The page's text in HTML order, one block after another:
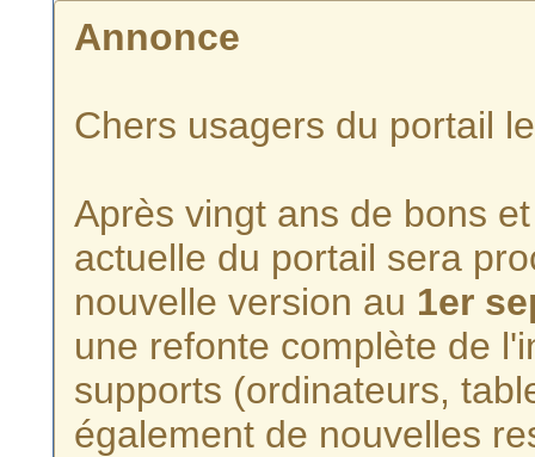
Annonce
Chers usagers du portail
Après vingt ans de bons
actuelle du portail sera
nouvelle version au 1er
une refonte complète de
supports (ordinateurs,
également de nouvelles